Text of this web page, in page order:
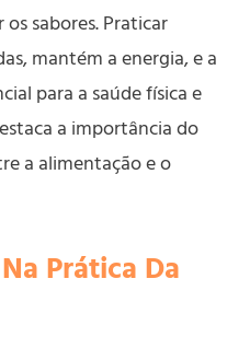
sabores. Praticar
mantém a energia, e a
para a saúde física e
a importância do
a alimentação e o
Prática Da